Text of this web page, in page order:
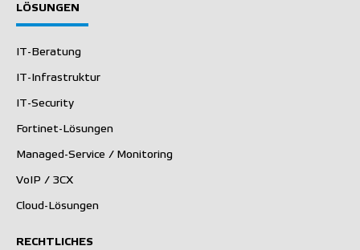
LÖSUNGEN
IT-Beratung
IT-Infrastruktur
IT-Security
Fortinet-Lösungen
Managed-Service / Monitoring
VoIP / 3CX
Cloud-Lösungen
RECHTLICHES